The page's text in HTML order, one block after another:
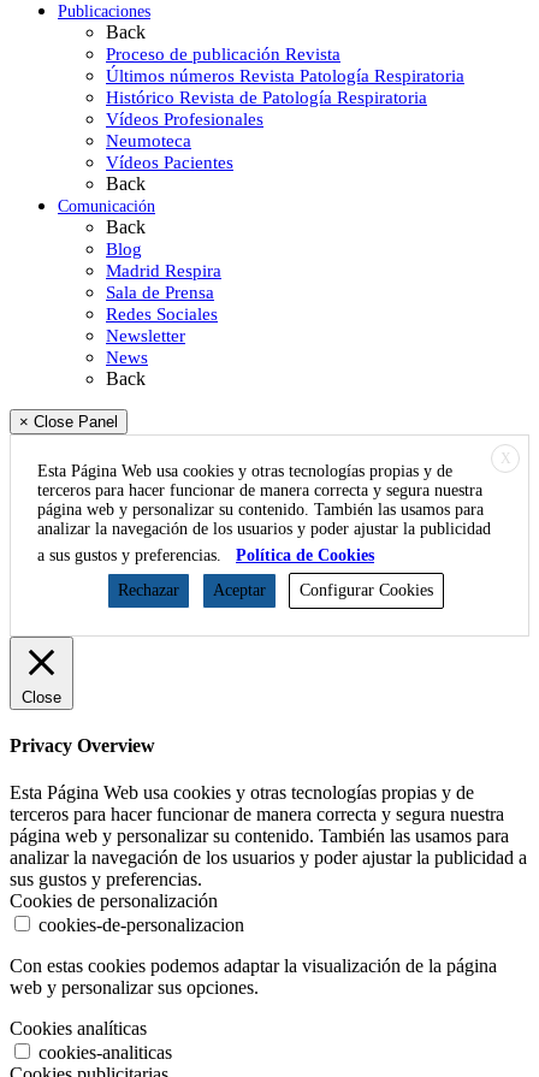
Publicaciones
Back
Proceso de publicación Revista
Últimos números Revista Patología Respiratoria
Histórico Revista de Patología Respiratoria
Vídeos Profesionales
Neumoteca
Vídeos Pacientes
Back
Comunicación
Back
Blog
Madrid Respira
Sala de Prensa
Redes Sociales
Newsletter
News
Back
× Close Panel
X
Esta Página Web usa cookies y otras tecnologías propias y de
terceros para hacer funcionar de manera correcta y segura nuestra
página web y personalizar su contenido. También las usamos para
analizar la navegación de los usuarios y poder ajustar la publicidad
a sus gustos y preferencias.
Política de Cookies
Rechazar
Aceptar Configurar Cookies
Close
Privacy Overview
Esta Página Web usa cookies y otras tecnologías propias y de
terceros para hacer funcionar de manera correcta y segura nuestra
página web y personalizar su contenido. También las usamos para
analizar la navegación de los usuarios y poder ajustar la publicidad a
sus gustos y preferencias.
Cookies de personalización
cookies-de-personalizacion
Con estas cookies podemos adaptar la visualización de la página
web y personalizar sus opciones.
Cookies analíticas
cookies-analiticas